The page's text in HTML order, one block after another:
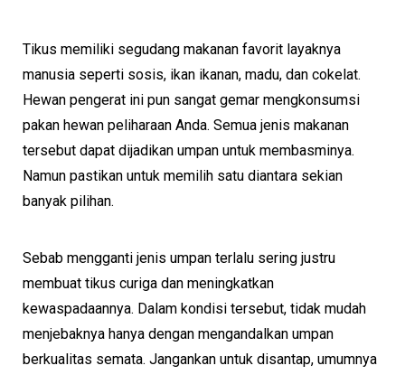
Tikus memiliki segudang makanan favorit layaknya
manusia seperti sosis, ikan ikanan, madu, dan cokelat.
Hewan pengerat ini pun sangat gemar mengkonsumsi
pakan hewan peliharaan Anda. Semua jenis makanan
tersebut dapat dijadikan umpan untuk membasminya.
Namun pastikan untuk memilih satu diantara sekian
banyak pilihan.
Sebab mengganti jenis umpan terlalu sering justru
membuat tikus curiga dan meningkatkan
kewaspadaannya. Dalam kondisi tersebut, tidak mudah
menjebaknya hanya dengan mengandalkan umpan
berkualitas semata. Jangankan untuk disantap, umumnya